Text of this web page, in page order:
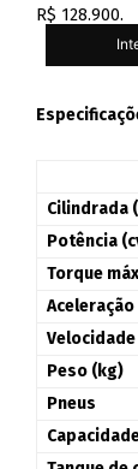
R$ 128.900.
Cilindrada
Potência
Torque
Peso (kg)
Pneus